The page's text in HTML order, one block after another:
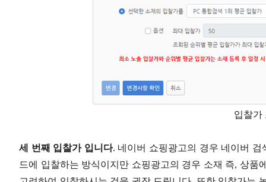
입찰가
세 번째 입찰가 입니다. 네이버 쇼핑광고의 경우 네이버
드에 입찰하는 방식이지만 쇼핑광고의 경우 소재 즉, 상